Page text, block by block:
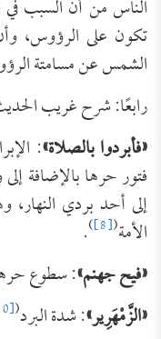
الناس من أن السبب
تكون على الرؤوس،
الشمس عن مسامتة
رابعًا: شرح غريب
«فأبردوا بالصلاة»:
فتور حرها بالإضافة
إلى أحد بردي
الأمة(
[8]
)
.
«فيح جهنم»: سطوع
«الزَّمْهَرِير»: شدة البرد(
[10]